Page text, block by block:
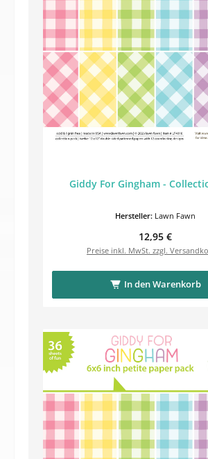
Giddy For Gingham -
Hersteller: Lawn Fawn
Regulärer Preis:
12,95 €
Preise inkl. MwSt. zzgl.
In den Warenkorb